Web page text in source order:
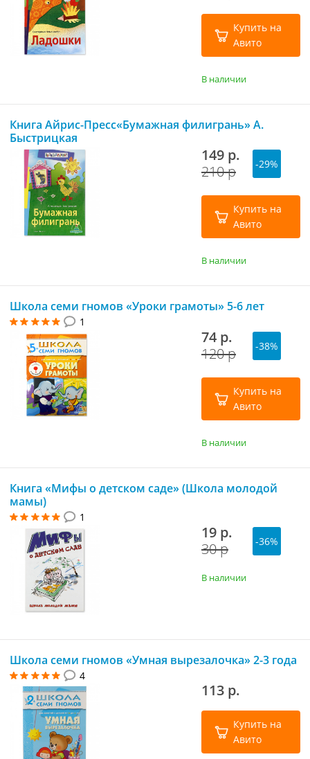
Купить на
Авито
В наличии
Книга Айрис-Пресс«Бумажная филигрань» А.
Быстрицкая
149 р.
210 р
-29%
Купить на
Авито
В наличии
Школа семи гномов «Уроки грамоты» 5-6 лет
1
74 р.
120 р
-38%
Купить на
Авито
В наличии
Книга «Мифы о детском саде» (Школа молодой
мамы)
1
19 р.
30 р
-36%
В наличии
Школа семи гномов «Умная вырезалочка» 2-3 года
4
113 р.
Купить на
Авито